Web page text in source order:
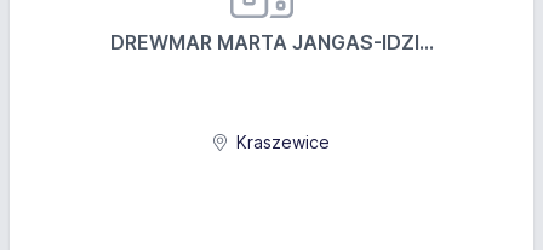
DREWMAR MARTA JANGAS-IDZI...
Kraszewice